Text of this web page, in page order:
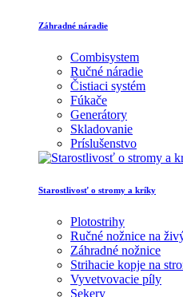
Záhradné náradie
Combisystem
Ručné náradie
Čistiaci systém
Fúkače
Generátory
Skladovanie
Príslušenstvo
Starostlivosť o stromy a kríky
Plotostrihy
Ručné nožnice na
Záhradné nožnice
Strihacie kopje na
Vyvetvovacie píly
Sekery